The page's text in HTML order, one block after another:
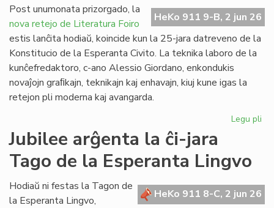
la
HeKo 911 9-B, 2 jun 26
Post unumonata prizorgado, la
nova retejo de Literatura Foiro
estis lanĉita hodiaŭ, koincide kun la 25-jara datreveno de la
Konstitucio de la Esperanta Civito. La teknika laboro de la
kunĉefredaktoro, c-ano Alessio Giordano, enkondukis
novaĵojn graﬁkajn, teknikajn kaj enhavajn, kiuj kune igas la
retejon pli moderna kaj avangarda.
Legu pli
Jubilee arĝenta la ĉi-jara
Tago de la Esperanta Lingvo
HeKo 911 8-C, 2 jun 26
Hodiaŭ ni festas la Tagon de
la Esperanta Lingvo,